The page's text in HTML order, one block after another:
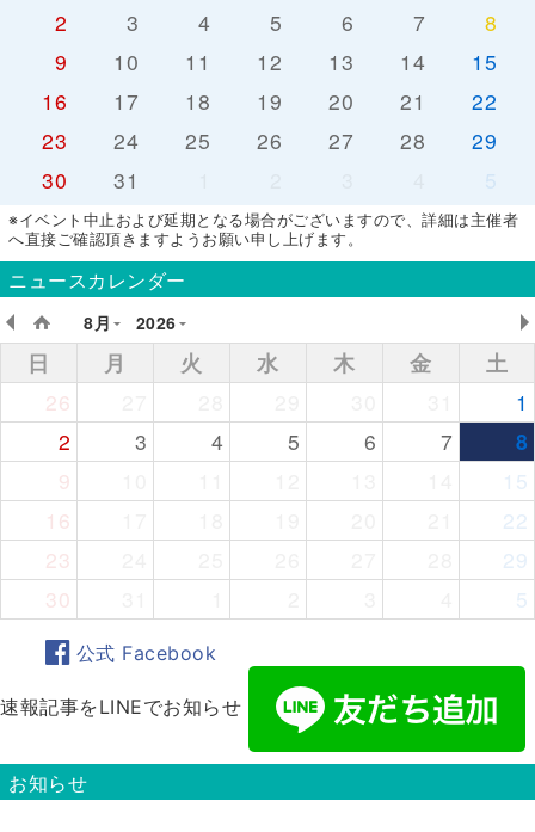
2
3 4 5 6 7
8
9
10 11 12 13 14
15
16
17 18 19 20 21
22
23
24 25 26 27 28
29
30
31 5
※イベント中止および延期となる場合がございますので、詳細は主催者
へ直接ご確認頂きますようお願い申し上げます。
ニュースカレンダー
8月
2026
日 月 火 水 木 金
土
26
1
2
3 4 5 6 7
8
9
15
16
22
23
29
30
5
公式 Facebook
速報記事をLINEでお知らせ
お知らせ